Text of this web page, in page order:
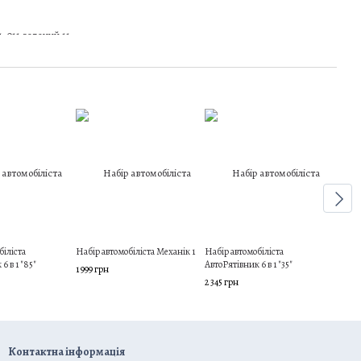
в 1 "85"
Набір автомобіліста Механік 1
1 999 грн
Набір автомобіліста
АвтоРятівник 6 в 1 "35"
2 345 грн
Контактна інформація